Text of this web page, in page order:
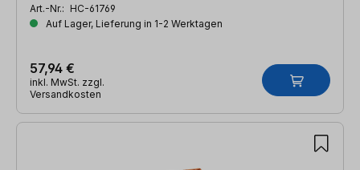
Art.-Nr.: HC-61769
Auf Lager, Lieferung in 1-2 Werktagen
57,94 €
inkl. MwSt. zzgl.
Versandkosten